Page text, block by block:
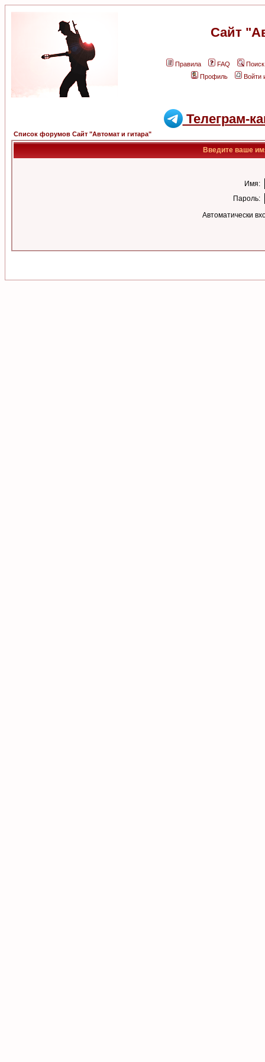
Сайт
Правила FAQ
Поиск
Профиль
Войти
Телеграм-
Список форумов Сайт "Автомат и гитара"
Введите ваше
Имя:
Пароль:
Автоматически